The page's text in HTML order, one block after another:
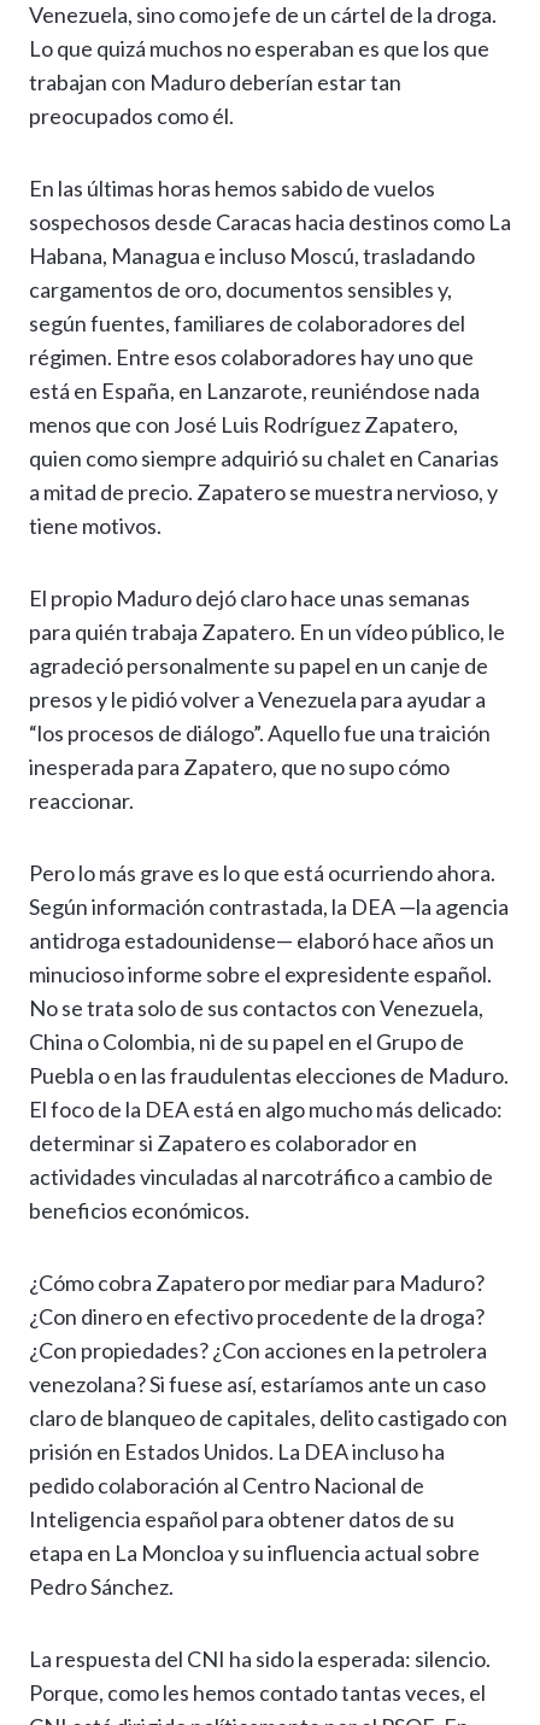
Venezuela, sino como jefe de un cártel de la droga.
Lo que quizá muchos no esperaban es que los que
trabajan con Maduro deberían estar tan
preocupados como él.
En las últimas horas hemos sabido de vuelos
sospechosos desde Caracas hacia destinos como La
Habana, Managua e incluso Moscú, trasladando
cargamentos de oro, documentos sensibles y,
según fuentes, familiares de colaboradores del
régimen. Entre esos colaboradores hay uno que
está en España, en Lanzarote, reuniéndose nada
menos que con José Luis Rodríguez Zapatero,
quien como siempre adquirió su chalet en Canarias
a mitad de precio. Zapatero se muestra nervioso, y
tiene motivos.
El propio Maduro dejó claro hace unas semanas
para quién trabaja Zapatero. En un vídeo público, le
agradeció personalmente su papel en un canje de
presos y le pidió volver a Venezuela para ayudar a
“los procesos de diálogo”. Aquello fue una traición
inesperada para Zapatero, que no supo cómo
reaccionar.
Pero lo más grave es lo que está ocurriendo ahora.
Según información contrastada, la DEA —la agencia
antidroga estadounidense— elaboró hace años un
minucioso informe sobre el expresidente español.
No se trata solo de sus contactos con Venezuela,
China o Colombia, ni de su papel en el Grupo de
Puebla o en las fraudulentas elecciones de Maduro.
El foco de la DEA está en algo mucho más delicado:
determinar si Zapatero es colaborador en
actividades vinculadas al narcotráfico a cambio de
beneficios económicos.
¿Cómo cobra Zapatero por mediar para Maduro?
¿Con dinero en efectivo procedente de la droga?
¿Con propiedades? ¿Con acciones en la petrolera
venezolana? Si fuese así, estaríamos ante un caso
claro de blanqueo de capitales, delito castigado con
prisión en Estados Unidos. La DEA incluso ha
pedido colaboración al Centro Nacional de
Inteligencia español para obtener datos de su
etapa en La Moncloa y su influencia actual sobre
Pedro Sánchez.
La respuesta del CNI ha sido la esperada: silencio.
Porque, como les hemos contado tantas veces, el